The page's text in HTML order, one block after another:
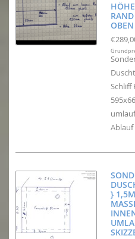
ÖHE
AND
EN
Schliff
}
IZZE,